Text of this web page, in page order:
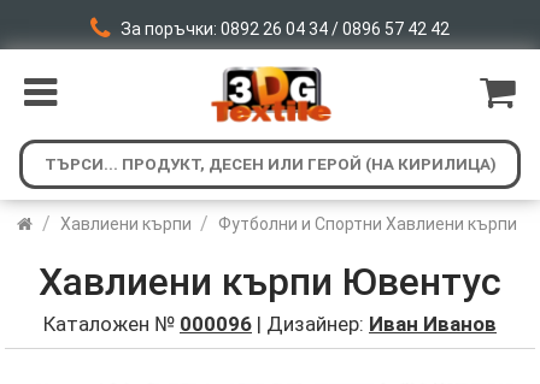
За поръчки: 0892 26 04 34 / 0896 57 42 42
/ Хавлиени кърпи / Футболни и Спортни Хавлиени кърпи
Хавлиени кърпи Ювентус
Каталожен № 000096 | Дизайнер: Иван Иванов